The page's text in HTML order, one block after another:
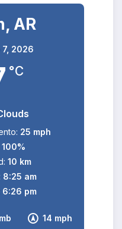
AR
7, 2026
°C
14 mph
25 mph
100%
10 km
8:25 am
6:26 pm